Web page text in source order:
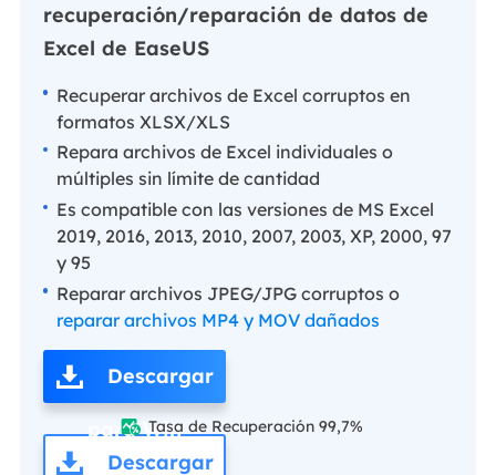
recuperación/reparación de datos de
Excel de EaseUS
Recuperar archivos de Excel corruptos en
formatos XLSX/XLS
Repara archivos de Excel individuales o
múltiples sin límite de cantidad
Es compatible con las versiones de MS Excel
2019, 2016, 2013, 2010, 2007, 2003, XP, 2000, 97
y 95
Reparar archivos JPEG/JPG corruptos o
reparar archivos MP4 y MOV dañados
Descargar
para Win
 Tasa de Recuperación 99,7%
Descargar